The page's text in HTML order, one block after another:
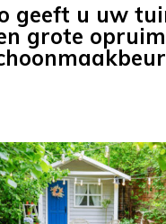
geeft u uw
grote